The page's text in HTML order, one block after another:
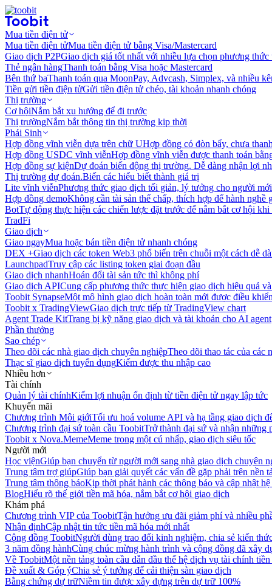
Mua tiền điện tử
Mua tiền điện tửMua tiền điện tử bằng Visa/Mastercard
Giao dịch P2PGiao dịch giá tốt nhất với nhiều lựa chọn phương thức
Thẻ ngân hàngThanh toán bằng Visa hoặc Mastercard
Bên thứ baThanh toán qua MoonPay, Advcash, Simplex, và nhiều
Tiền gửi tiền điện tửGửi tiền điện tử chéo, tài khoản nhanh chóng
Thị trường
Cơ hộiNắm bắt xu hướng để đi trước
Thị trườngNắm bắt thông tin thị trường kịp thời
Phái Sinh
Hợp đồng vĩnh viễn dựa trên chữ UHợp đồng có đòn bẩy, chưa
Hợp đồng USDC vĩnh viễnHợp đồng vĩnh viễn được thanh toán
Hợp đồng sự kiệnDự đoán biến động thị trường. Dễ dàng nhận lợi
Thị trường dự đoán.Biến các hiểu biết thành giá trị
Lite vĩnh viễnPhương thức giao dịch tối giản, lý tưởng cho người
Hợp đồng demoKhông cần tài sản thế chấp, thích hợp để hành nghề
BotTự động thực hiện các chiến lược đặt trước để nắm bắt cơ hội
TradFi
Giao dịch
Giao ngayMua hoặc bán tiền điện tử nhanh chóng
DEX +Giao dịch các token Web3 phổ biến trên chuỗi một cách dễ
LaunchpadTruy cập các listing token giai đoạn đầu
Giao dịch nhanhHoán đổi tài sản tức thì không phí
Giao dịch APICung cấp phương thức thực hiện giao dịch hiệu quả
Toobit SynapseMột mô hình giao dịch hoàn toàn mới được điều
Toobit x TradingViewGiao dịch trực tiếp từ TradingView chart
Agent Trade KitTrang bị kỹ năng giao dịch và tài khoản cho AI agent
Phần thưởng
Sao chép
Theo dõi các nhà giao dịch chuyên nghiệpTheo dõi thao tác của các
Thạc sĩ giao dịch tuyển dụngKiếm được thu nhập cao
Nhiều hơn
Tài chính
Quản lý tài chínhKiếm lợi nhuận ổn định từ tiền điện tử ngay lập tức
Khuyến mãi
Chương trình Môi giớiTối ưu hoá volume API và hạ tầng giao dịch
Chương trình đại sứ toàn cầu ToobitTrở thành đại sứ và nhận những
Toobit x Nova.MemeMeme trong một cú nhấp, giao dịch siêu tốc
Người mới
Học việnGiúp bạn chuyển từ người mới sang nhà giao dịch chuyên
Trung tâm trợ giúpGiúp bạn giải quyết các vấn đề gặp phải trên nền
Trung tâm thông báoKịp thời phát hành các thông báo và cập nhật
BlogHiểu rõ thế giới tiền mã hóa, nắm bắt cơ hội giao dịch
Khám phá
Chương trình VIP của ToobitTận hưởng ưu đãi giảm phí và nhiều
Nhận địnhCập nhật tin tức tiền mã hóa mới nhất
Cộng đồng ToobitNgười dùng trao đổi kinh nghiệm, chia sẻ kiến
3 năm đồng hànhCùng chúc mừng hành trình và cộng đồng đã xây
Về ToobitMột nền tảng toàn cầu dẫn đầu thế hệ dịch vụ tài chính
Đề xuất & Góp ýChia sẻ ý tưởng để cải thiện sàn giao dịch
Bằng chứng dự trữNiềm tin được xây dựng trên dự trữ 100%